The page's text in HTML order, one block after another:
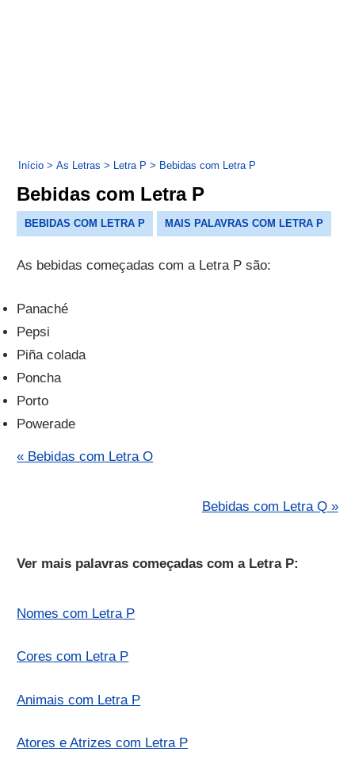
Início > As Letras > Letra P > Bebidas com Letra P
Bebidas com Letra P
BEBIDAS COM LETRA P MAIS PALAVRAS COM LETRA P
As bebidas começadas com a Letra P são:
Panaché
Pepsi
Piña colada
Poncha
Porto
Powerade
« Bebidas com Letra O
Bebidas com Letra Q »
Ver mais palavras começadas com a Letra P:
Nomes com Letra P
Cores com Letra P
Animais com Letra P
Atores e Atrizes com Letra P